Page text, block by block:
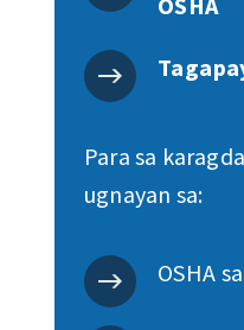
Para sa
ugnayan sa:
OSHA